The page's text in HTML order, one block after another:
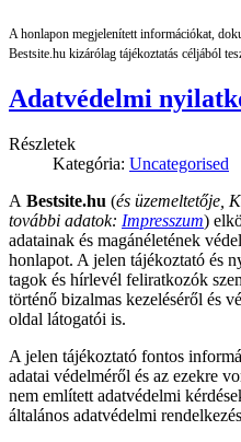
A honlapon megjelenített információkat,
Bestsite.hu kizárólag tájékoztatás céljából
Adatvédelmi
Részletek
Kategória: Uncategorised
A Bestsite.hu (és üzemeltetője,
további adatok: Impresszum)
adatainak és magánéletének
honlapot. A jelen tájékoztató és
tagok és hírlevél feliratkozók
történő bizalmas kezeléséről és
oldal látogatói is.
A jelen tájékoztató fontos
adatai védelméről és az ezekre
nem említett adatvédelmi
általános adatvédelmi